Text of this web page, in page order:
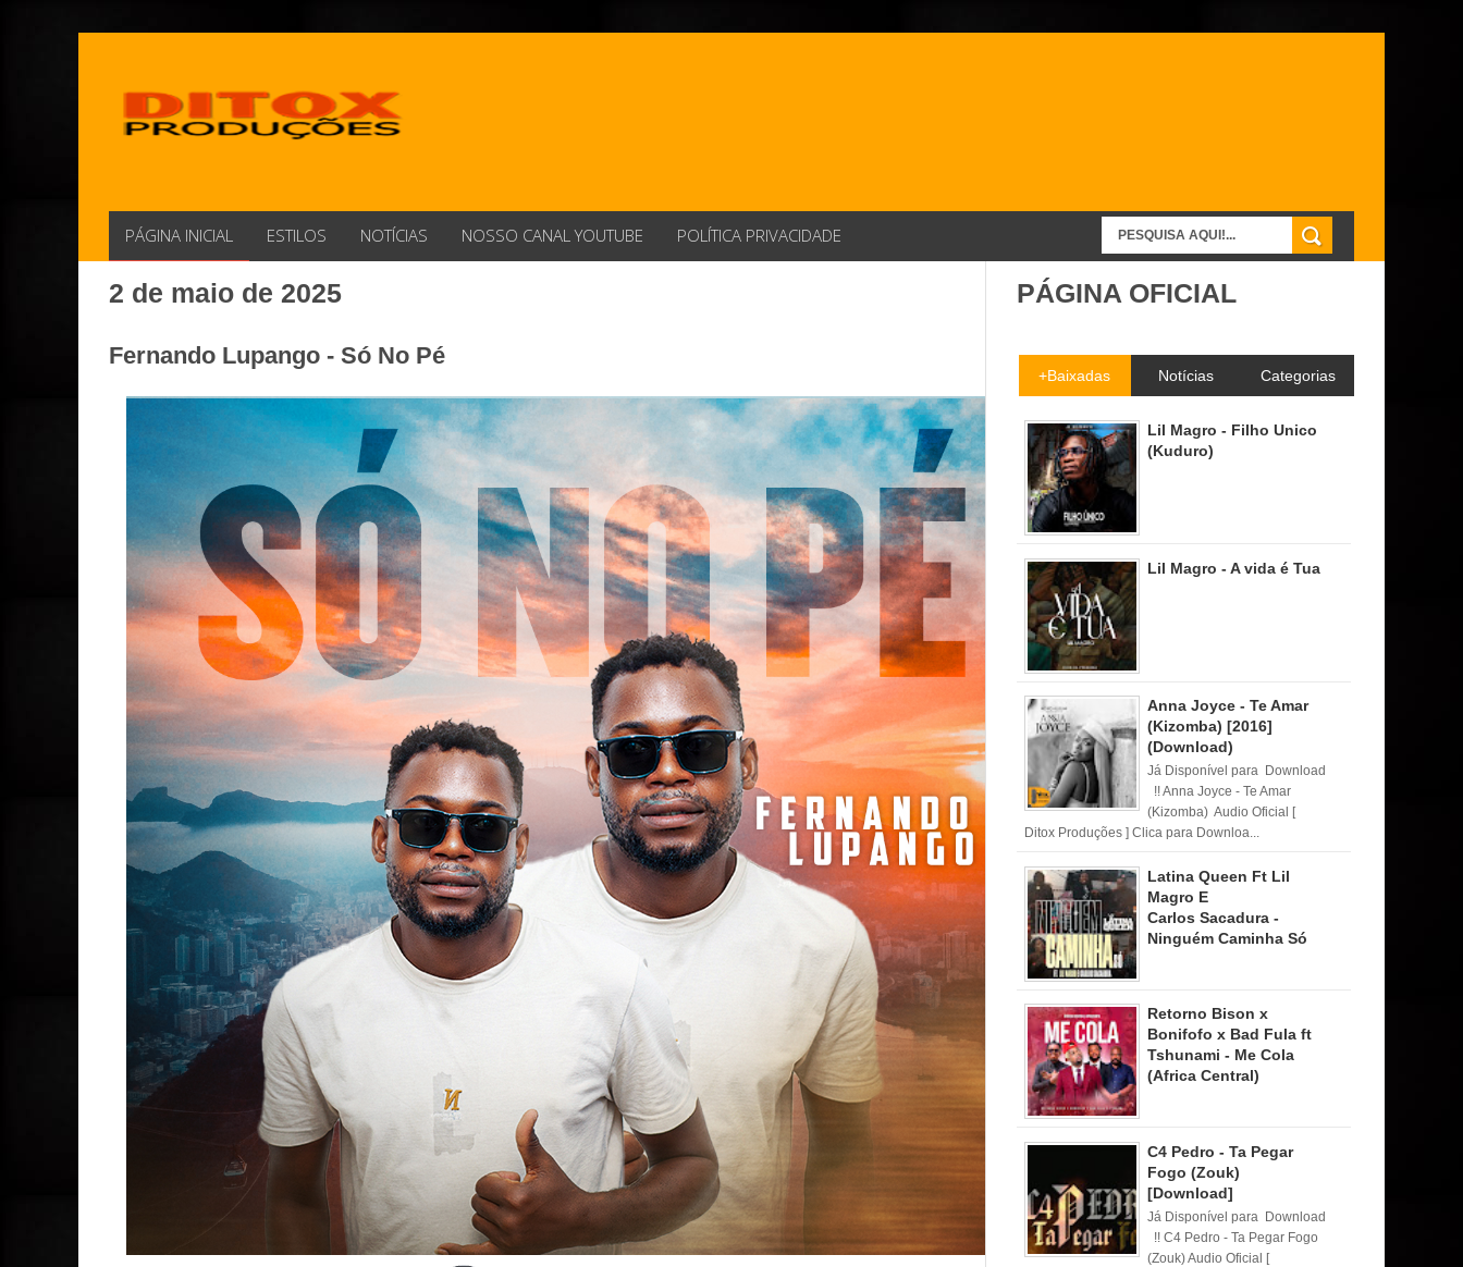
PÁGINA INICIAL ESTILOS NOTÍCIAS NOSSO CANAL YOUTUBE POLÍTICA PRIVACIDADE
2 de maio de 2025
Fernando Lupango - Só No Pé
PÁGINA OFICIAL
+Baixadas Notícias Categorias
Lil Magro - Filho Unico
(Kuduro)
Lil Magro - A vida é Tua
Anna Joyce - Te Amar
(Kizomba) [2016]
(Download)
Já Disponível para Download
!! Anna Joyce - Te Amar
(Kizomba) Audio Oficial [
Ditox Produções ] Clica para Downloa...
Latina Queen Ft Lil
Magro E
Carlos Sacadura -
Ninguém Caminha Só
Retorno Bison x
Bonifofo x Bad Fula ft
Tshunami - Me Cola
(Africa Central)
C4 Pedro - Ta Pegar
Fogo (Zouk)
[Download]
Já Disponível para Download
!! C4 Pedro - Ta Pegar Fogo
(Zouk) Audio Oficial [